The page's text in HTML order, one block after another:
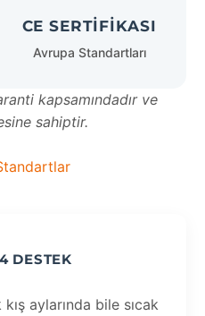
CE SERTIFIKASI
Avrupa Standartları
kapsamındadır ve
sahiptir.
DESTEK
aylarında bile sıcak